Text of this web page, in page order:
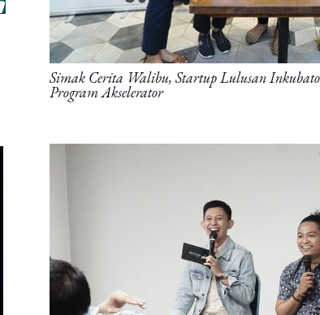
Simak Cerita Walibu, Startup Lulusan
Program Akselerator